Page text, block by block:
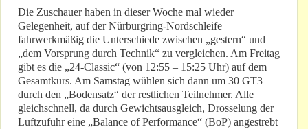
Die Zuschauer haben in dieser Woche mal wieder
Gelegenheit, auf der Nürburgring-Nordschleife
fahrwerkmäßig die Unterschiede zwischen „gestern“ und
„dem Vorsprung durch Technik“ zu vergleichen. Am Freitag
gibt es die „24-Classic“ (von 12:55 – 15:25 Uhr) auf dem
Gesamtkurs. Am Samstag wühlen sich dann um 30 GT3
durch den „Bodensatz“ der restlichen Teilnehmer. Alle
gleichschnell, da durch Gewichtsausgleich, Drosselung der
Luftzufuhr eine „Balance of Performance“ (BoP) angestrebt